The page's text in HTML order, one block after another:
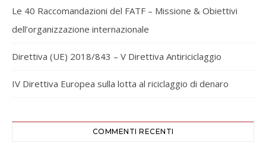
Le 40 Raccomandazioni del FATF – Missione & Obiettivi
dell’organizzazione internazionale
Direttiva (UE) 2018/843 – V Direttiva Antiriciclaggio
IV Direttiva Europea sulla lotta al riciclaggio di denaro
COMMENTI RECENTI